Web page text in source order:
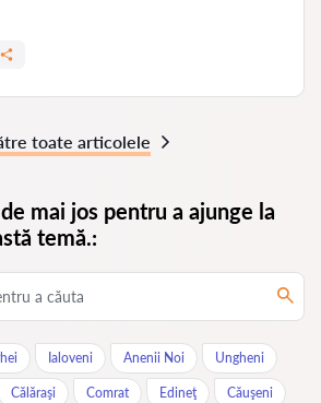
toate articolele
mai jos pentru a ajunge la
temă.:
Ialoveni Anenii Noi Ungheni
Călăraşi Comrat Edineţ Căuşeni